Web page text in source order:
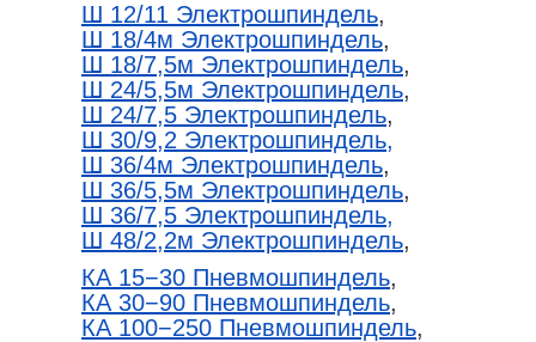
Ш 12/11 Электрошпиндель,
Ш 18/4м Электрошпиндель,
Ш 18/7,5м Электрошпиндель,
Ш 24/5,5м Электрошпиндель,
Ш 24/7,5 Электрошпиндель,
Ш 30/9,2 Электрошпиндель,
Ш 36/4м Электрошпиндель,
Ш 36/5,5м Электрошпиндель,
Ш 36/7,5 Электрошпиндель,
Ш 48/2,2м Электрошпиндель,
КА 15−30 Пневмошпиндель,
КА 30−90 Пневмошпиндель,
КА 100−250 Пневмошпиндель,